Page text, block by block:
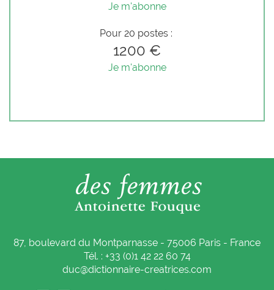
Je m'abonne
Pour 20 postes :
1200 €
Je m'abonne
87, boulevard du Montparnasse - 75006 Paris - France
Tél. : +33 (0)1 42 22 60 74
duc@dictionnaire-creatrices.com